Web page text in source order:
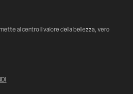
al centro il valore della bellezza, vero